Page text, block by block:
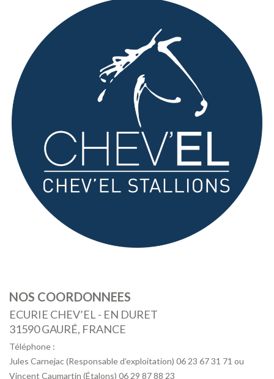
NOS COORDONNEES
ECURIE CHEV’EL - EN DURET
31590 GAURÉ, FRANCE
Téléphone :
Jules Carnejac (Responsable d’exploitation) 06 23 67 31 71 ou
Vincent Caumartin (Étalons) 06 29 87 88 23